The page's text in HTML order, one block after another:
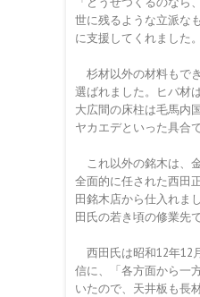
世に残るような立派な
に支援してくれました。
杉材以外の材料もで
選ばれました。ヒバ材
大広間の床柱は毛馬内
ヤカエデといった具合で
これ以外の銘木は、
全面的に任された西田
田銘木店から仕入れま
田氏の若き頃の修業先で
西田氏は昭和12年12
信に、「各方面から一
いたので、天井板も長